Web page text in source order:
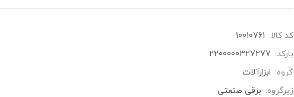
کد کالا: 10010761
بارکد: 2200000327277
گروه: ابزارآلات
زیرگروه: برقی صنعتی